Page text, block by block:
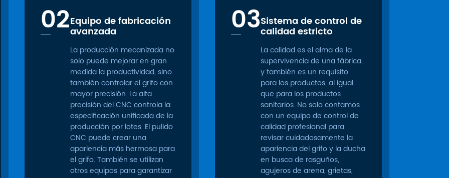
02Equipo de fabricación
avanzada
La producción mecanizada no
solo puede mejorar en gran
medida la productividad, sino
también controlar el grifo con
mayor precisión. La alta
precisión del CNC controla la
especificación unificada de la
producción por lotes. El pulido
CNC puede crear una
apariencia más hermosa para
el grifo. También se utilizan
otros equipos para garantizar
03Sistema de control de
calidad estricto
La calidad es el alma de la
supervivencia de una fábrica,
y también es un requisito
para los productos, al igual
que para los productos
sanitarios. No solo contamos
con un equipo de control de
calidad profesional para
revisar cuidadosamente la
apariencia del grifo y la ducha
en busca de rasguños,
agujeros de arena, grietas,